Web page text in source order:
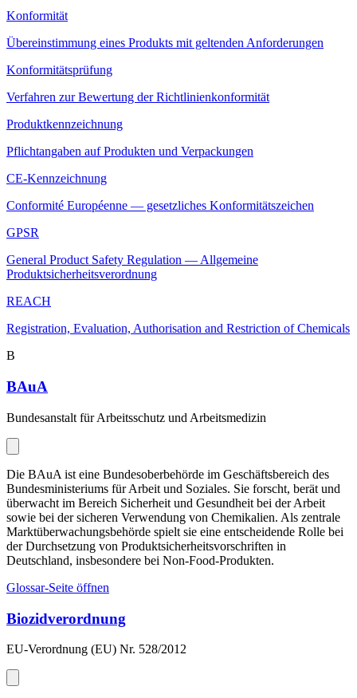
Konformität
Übereinstimmung eines Produkts mit geltenden Anforderungen
Konformitätsprüfung
Verfahren zur Bewertung der Richtlinienkonformität
Produktkennzeichnung
Pflichtangaben auf Produkten und Verpackungen
CE-Kennzeichnung
Conformité Européenne — gesetzliches Konformitätszeichen
GPSR
General Product Safety Regulation — Allgemeine
Produktsicherheitsverordnung
REACH
Registration, Evaluation, Authorisation and Restriction of Chemicals
B
BAuA
Bundesanstalt für Arbeitsschutz und Arbeitsmedizin
Die BAuA ist eine Bundesoberbehörde im Geschäftsbereich des
Bundesministeriums für Arbeit und Soziales. Sie forscht, berät und
überwacht im Bereich Sicherheit und Gesundheit bei der Arbeit
sowie bei der sicheren Verwendung von Chemikalien. Als zentrale
Marktüberwachungsbehörde spielt sie eine entscheidende Rolle bei
der Durchsetzung von Produktsicherheitsvorschriften in
Deutschland, insbesondere bei Non-Food-Produkten.
Glossar-Seite öffnen
Biozidverordnung
EU-Verordnung (EU) Nr. 528/2012